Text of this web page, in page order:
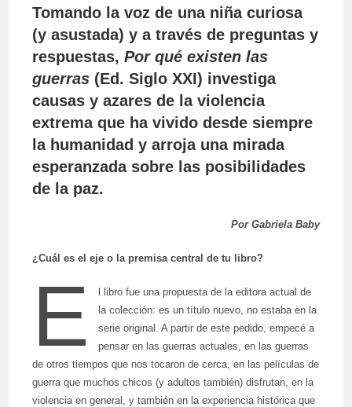
Tomando la voz de una niña curiosa
(y asustada) y a través de preguntas y
respuestas,Por qué existen las
guerras (Ed. Siglo XXI) investiga
causas y azares de la violencia
extrema que ha vivido desde siempre
la humanidad y arroja una mirada
esperanzada sobre las posibilidades
de la paz.
Por Gabriela Baby
¿Cuál es el eje o la premisa central de tu libro?
E
l libro fue una propuesta de la editora actual de
la colección: es un título nuevo, no estaba en la
serie original. A partir de este pedido, empecé a
pensar en las guerras actuales, en las guerras
de otros tiempos que nos tocaron de cerca, en las películas de
guerra que muchos chicos (y adultos también) disfrutan, en la
violencia en general, y también en la experiencia histórica que